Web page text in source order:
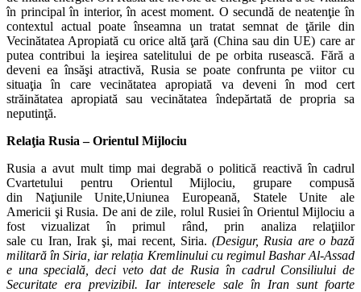
în principal în interior, în acest moment. O secundă de neatenţie în
contextul actual poate înseamna un tratat semnat de ţările din
Vecinătatea Apropiată cu orice altă ţară (China sau din UE) care ar
putea contribui la ieşirea satelitului de pe orbita rusească. Fără a
deveni ea însăşi atractivă, Rusia se poate confrunta pe viitor cu
situaţia în care vecinătatea apropiată va deveni în mod cert
străinătatea apropiată sau vecinătatea îndepărtată de propria sa
neputinţă.
Relaţia Rusia – Orientul Mijlociu
Rusia a avut mult timp mai degrabă o politică reactivă în cadrul
Cvartetului pentru Orientul Mijlociu, grupare compusă
din Naţiunile Unite,Uniunea Europeană, Statele Unite ale
Americii şi Rusia. De ani de zile, rolul Rusiei în Orientul Mijlociu a
fost vizualizat în primul rând, prin analiza relaţiilor
sale cu Iran, Irak şi, mai recent, Siria. (Desigur, Rusia are o bază
militară în Siria, iar relația Kremlinului cu regimul Bashar Al-Assad
e una specială, deci veto dat de Rusia în cadrul Consiliului de
Securitate era previzibil. Iar interesele sale în Iran sunt foarte